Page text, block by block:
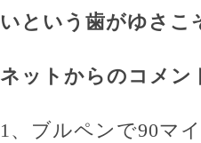
いという歯がゆさこ
ネットからのコメン
1、ブルペンで90マ